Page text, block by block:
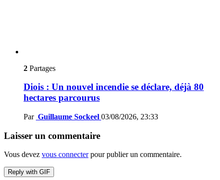
2 Partages
Diois : Un nouvel incendie se déclare, déjà 80
hectares parcourus
Par Guillaume Sockeel 03/08/2026, 23:33
Laisser un commentaire
Vous devez vous connecterpour publier un commentaire.
Reply with GIF